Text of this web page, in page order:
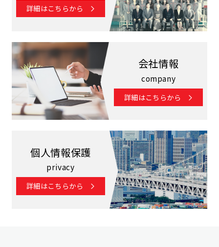
詳細はこちらから
会社情報
company
詳細はこちらから
個人情報保護
privacy
詳細はこちらから